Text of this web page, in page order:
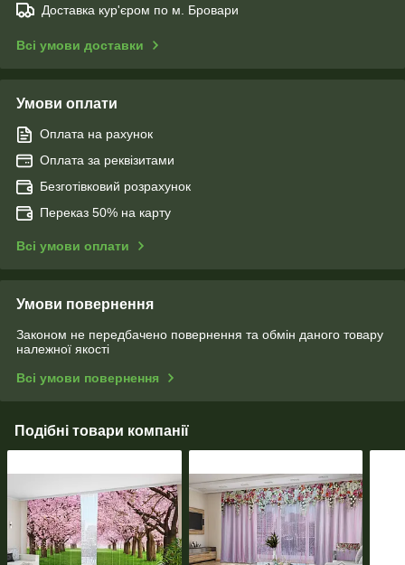
Доставка кур'єром по м. Бровари
Всі умови доставки
Умови оплати
Оплата на рахунок
Оплата за реквізитами
Безготівковий розрахунок
Переказ 50% на карту
Всі умови оплати
Умови повернення
Законом не передбачено повернення та обмін даного товару
належної якості
Всі умови повернення
Подібні товари компанії